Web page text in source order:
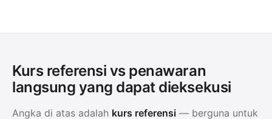
Kurs referensi vs penawaran
langsung yang dapat dieksekusi
Angka di atas adalah kurs referensi — berguna untuk